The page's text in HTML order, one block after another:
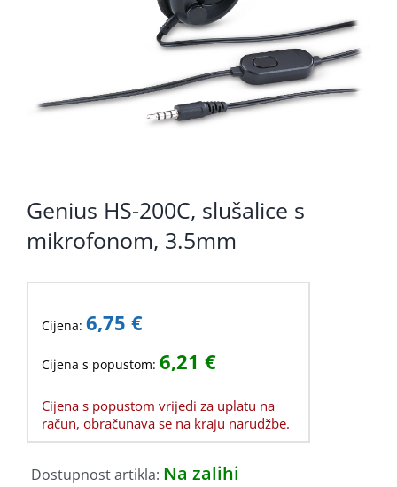
Genius HS-200C, slušalice s
mikrofonom, 3.5mm
Cijena: 6,75 €
Cijena s popustom: 6,21 €
Cijena s popustom vrijedi za uplatu na
račun, obračunava se na kraju narudžbe.
Dostupnost artikla: Na zalihi